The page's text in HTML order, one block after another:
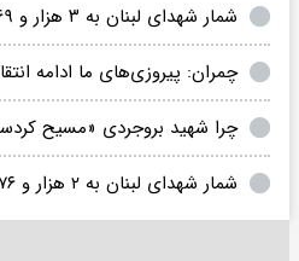
شمار شهدای لبنان به ۳ هزار و ۲۶۹ نفر رسید
چمران: پیروزی‌های ما ادامه
چرا شهید بروجردی «مسیح
شمار شهدای لبنان به ۲ هزار و ۵۷۶ نفر رسید